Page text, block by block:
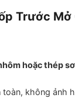
Trước Mở
hoặc thép
toàn, không ảnh